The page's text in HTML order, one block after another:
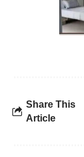
Share This
Article